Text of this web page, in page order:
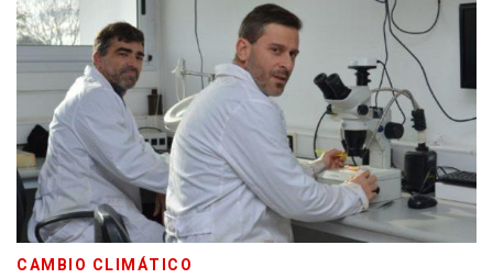
CAMBIO CLIMÁTICO